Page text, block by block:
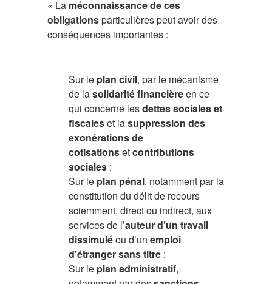
« La méconnaissance de ces
obligationsparticulières peut avoir des
conséquences importantes :
Sur le plan civil, par le mécanisme
de lasolidarité financièreen ce
qui concerne lesdettes sociales et
fiscaleset lasuppression des
exonérations de
cotisationsetcontributions
sociales ;
Sur le plan pénal, notamment par la
constitution du délit de recours
sciemment, direct ou indirect, aux
services de l’auteur d’un travail
dissimuléou d’un emploi
d’étranger sans titre ;
Sur le plan administratif,